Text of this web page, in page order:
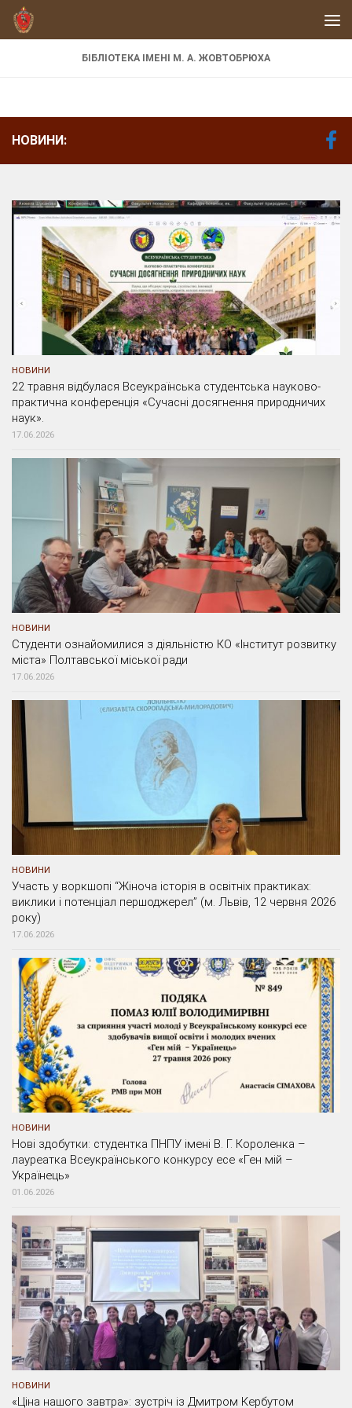
Skip to content
БІБЛІОТЕКА ІМЕНІ М. А. ЖОВТОБРЮХА
НОВИНИ:
НОВИНИ
22 травня відбулася Всеукраїнська студентська науково-
практична конференція «Сучасні досягнення природничих
наук».
17.06.2026
НОВИНИ
Студенти ознайомилися з діяльністю КО «Інститут розвитку
міста» Полтавської міської ради
17.06.2026
НОВИНИ
Участь у воркшопі “Жіноча історія в освітніх практиках:
виклики і потенціал першоджерел” (м. Львів, 12 червня 2026
року)
17.06.2026
НОВИНИ
Нові здобутки: студентка ПНПУ імені В. Г. Короленка –
лауреатка Всеукраїнського конкурсу есе «Ген мій –
Українець»
01.06.2026
НОВИНИ
«Ціна нашого завтра»: зустріч із Дмитром Кербутом